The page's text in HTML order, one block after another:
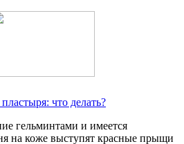
что делать?
гельминтами и имеется
на коже выступят красные прыщи